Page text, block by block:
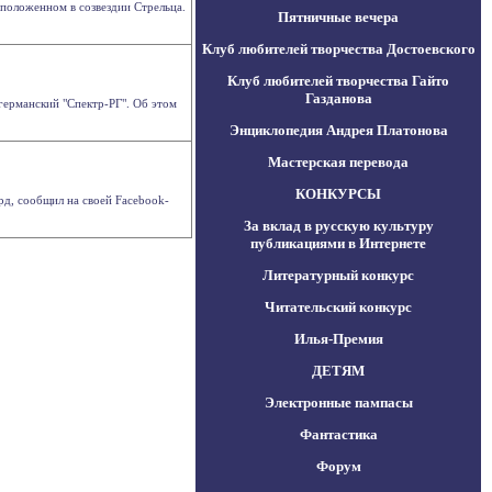
в созвездии Стрельца.
"Спектр-РГ". Об этом
сообщил на своей Facebook-
Пятничные вечера
Клуб любителей творчества Достоевского
Клуб любителей творчества Гайто
Газданова
Энциклопедия Андрея Платонова
Мастерская перевода
КОНКУРСЫ
За вклад в русскую культуру
публикациями в Интернете
Литературный конкурс
Читательский конкурс
Илья-Премия
ДЕТЯМ
Электронные пампасы
Фантастика
Форум